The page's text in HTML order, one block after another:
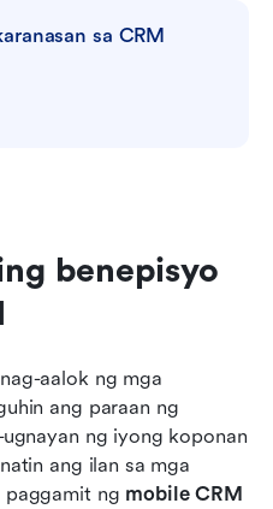
sa CRM
benepisyo
aalok ng mga
ang paraan ng
ng iyong koponan
ang ilan sa mga
paggamit ng mobile CRM